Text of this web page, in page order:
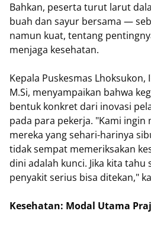
Bahkan, peserta turut larut
buah dan sayur bersama —
namun kuat, tentang
menjaga kesehatan.
Kepala Puskesmas Lhoksukon,
M.Si, menyampaikan bahwa
bentuk konkret dari inovasi
pada para pekerja. "Kami ingin
mereka yang sehari-harinya
tidak sempat memeriksakan
dini adalah kunci. Jika kita tahu
penyakit serius bisa ditekan,"
Kesehatan: Modal Utama